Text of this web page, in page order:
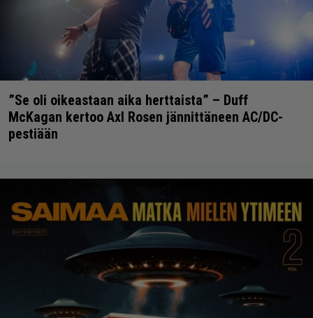
”Se oli oikeastaan aika herttaista” – Duff
McKagan kertoo Axl Rosen jännittäneen AC/DC-
pestiään